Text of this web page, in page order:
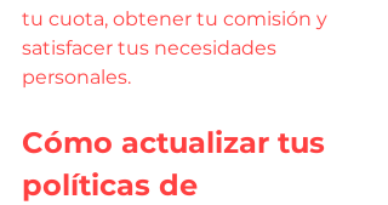
tu cuota, obtener tu comisión y
satisfacer tus necesidades
personales.
Cómo actualizar tus
políticas de